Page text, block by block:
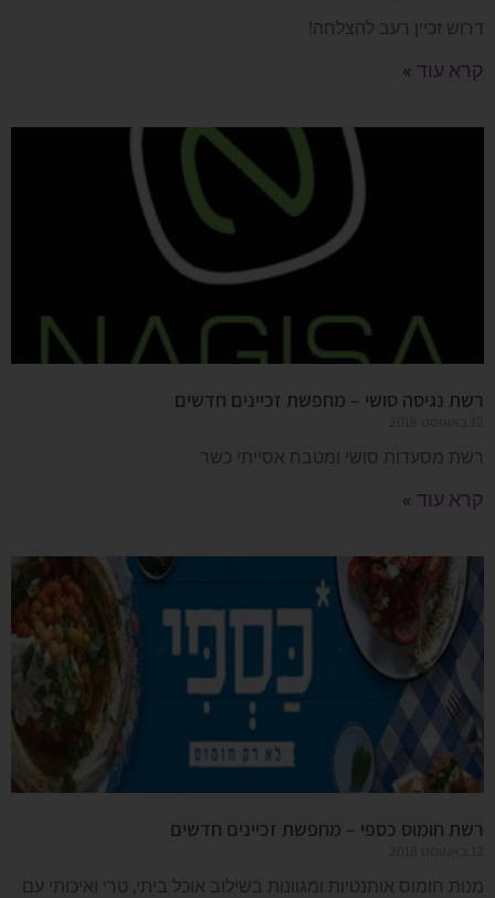
דרוש זכיין רעב להצלחה!
קרא עוד »
רשת נגיסה סושי – מחפשת זכיינים חדשים
רשת מסעדות סושי ומטבח אסייתי כשר
קרא עוד »
רשת חומוס כספי – מחפשת זכיינים חדשים
מנות חומוס אותנטיות ומגוונות בשילוב אוכל ביתי, טרי ואיכותי עם